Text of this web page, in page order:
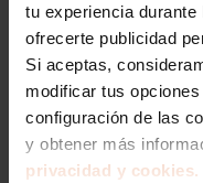
tu experiencia
ofrecerte publicidad
Si aceptas,
modificar tus
configuración de las
y obtener más
privacidad y cookies.